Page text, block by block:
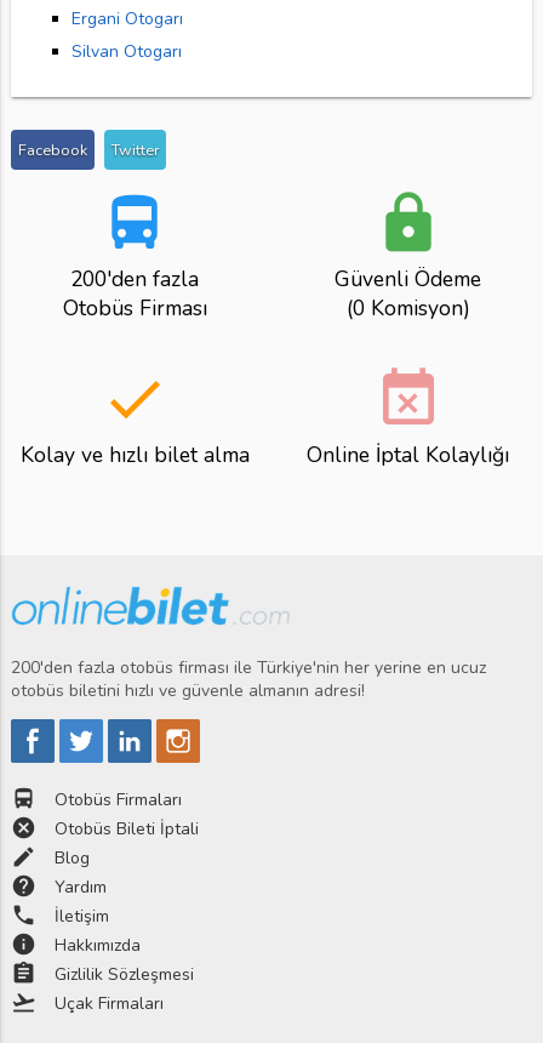
Ergani Otogarı
Silvan Otogarı
Facebook Twitter
directions_bus
200'den fazla
Otobüs Firması
lock
Güvenli Ödeme
(0 Komisyon)
done
Kolay ve hızlı bilet alma
event_busy
Online İptal Kolaylığı
200'den fazla otobüs firması ile Türkiye'nin her yerine en ucuz
otobüs biletini hızlı ve güvenle almanın adresi!
directions_bus Otobüs Firmaları
cancel Otobüs Bileti İptali
edit Blog
help Yardım
phone İletişim
info Hakkımızda
assignment Gizlilik Sözleşmesi
flight_takeoff Uçak Firmaları